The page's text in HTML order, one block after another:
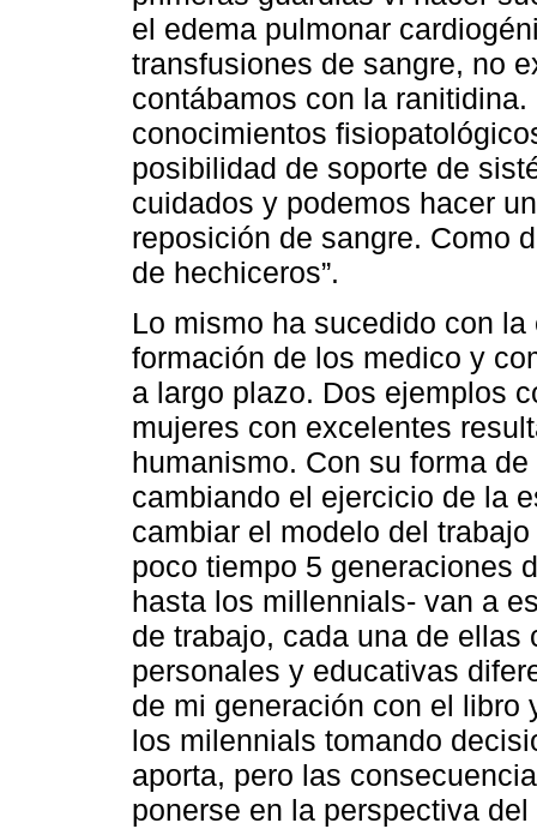
el edema pulmonar
transfusiones de sangre, no
contábamos con la
conocimientos
posibilidad de soporte de
cuidados y podemos hacer
reposición de sangre. Como
de hechiceros”.
Lo mismo ha sucedido con
formación de los medico y
a largo plazo. Dos ejemplos
mujeres con excelentes
humanismo. Con su forma
cambiando el ejercicio de la
cambiar el modelo del
poco tiempo 5 generaciones
hasta los millennials- van a
de trabajo, cada una de
personales y educativas
de mi generación con el libro
los milennials tomando
aporta, pero las
ponerse en la perspectiva